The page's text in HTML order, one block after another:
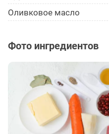
Оливковое масло
Фото ингредиентов